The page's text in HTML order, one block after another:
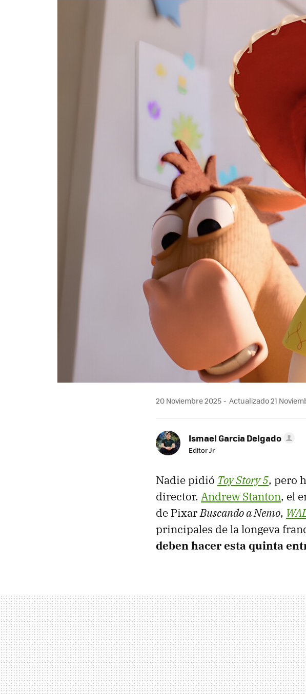
MAIL
20 Noviembre 2025 Actualizado 21
Ismael Garcia Delgado
Editor Jr
Nadie pidió Toy Story 5, pero
director. Andrew Stanton, el
de PixarBuscando a Nemo,
principales de la longeva
deben hacer esta quinta